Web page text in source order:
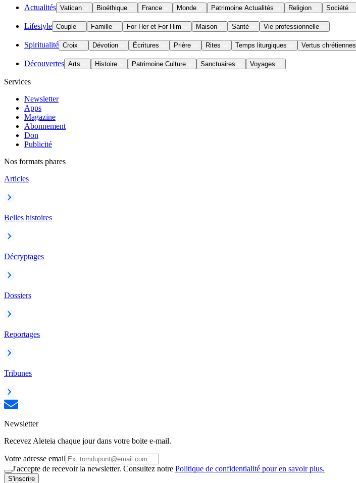
Actualités Vatican Bioéthique France Monde Patrimoine Actualités Religion Société
Lifestyle Couple Famille For Her et For Him Maison Santé Vie professionnelle
Spiritualité Croix Dévotion Écritures Prière Rites Temps liturgiques Vertus chrétiennes
Découvertes Arts Histoire Patrimoine Culture Sanctuaires Voyages
Services
Newsletter
Apps
Magazine
Abonnement
Don
Publicité
Nos formats phares
Articles
Belles histoires
Décryptages
Dossiers
Reportages
Tribunes
Newsletter
Recevez Aleteia chaque jour dans votre boite e-mail.
Votre adresse email
J'accepte de recevoir la newsletter. Consultez notre Politique de confidentialité pour en savoir plus.
S'inscrire